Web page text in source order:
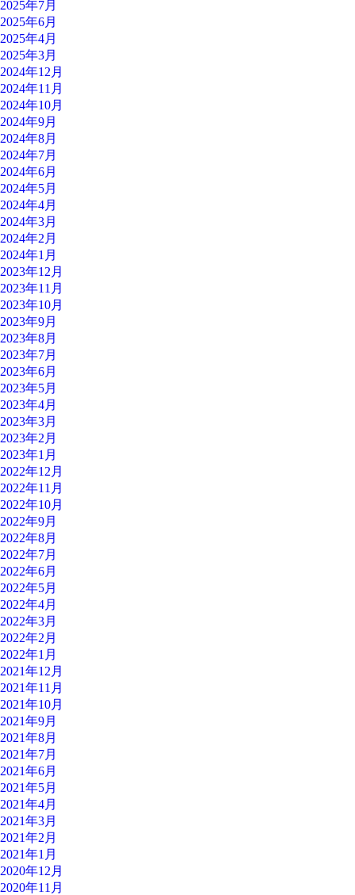
2025年7月
2025年6月
2025年4月
2025年3月
2024年12月
2024年11月
2024年10月
2024年9月
2024年8月
2024年7月
2024年6月
2024年5月
2024年4月
2024年3月
2024年2月
2024年1月
2023年12月
2023年11月
2023年10月
2023年9月
2023年8月
2023年7月
2023年6月
2023年5月
2023年4月
2023年3月
2023年2月
2023年1月
2022年12月
2022年11月
2022年10月
2022年9月
2022年8月
2022年7月
2022年6月
2022年5月
2022年4月
2022年3月
2022年2月
2022年1月
2021年12月
2021年11月
2021年10月
2021年9月
2021年8月
2021年7月
2021年6月
2021年5月
2021年4月
2021年3月
2021年2月
2021年1月
2020年12月
2020年11月